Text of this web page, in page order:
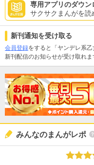
専用アプリのダウン
サクサクまんがを読
新刊通知を受け取る
会員登録をすると「ヤンデレ系
新刊配信のお知らせが受け取れま
みんなのまんがレポ